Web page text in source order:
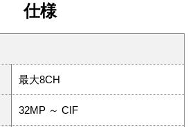
仕様
最大8CH
32MP ～ CIF